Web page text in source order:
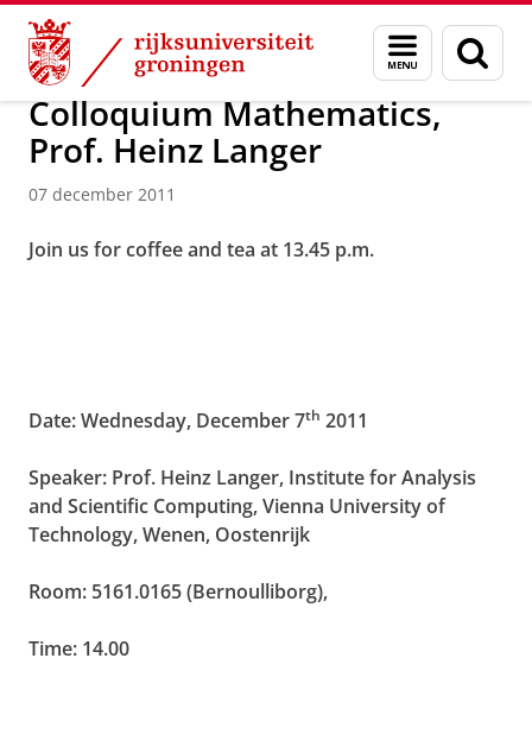
Skip
Content
Skip
Navigation
Menu
en
zoeken
Over ons Actueel Nieuws Nieuwsberichten
Colloquium Mathematics,
Prof. Heinz Langer
07 december 2011
Join us for coffee and tea at 13.45 p.m.
Date: Wednesday, December 7th 2011
Speaker: Prof. Heinz Langer, Institute for Analysis
and Scientific Computing, Vienna University of
Technology, Wenen, Oostenrijk
Room: 5161.0165 (Bernoulliborg),
Time: 14.00